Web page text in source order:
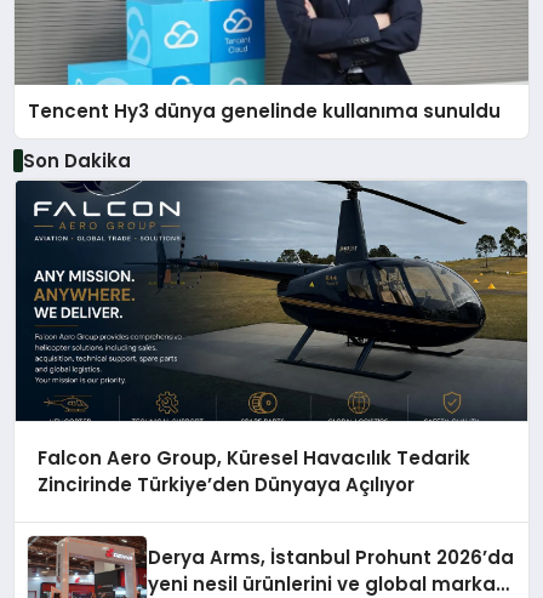
Tencent Hy3 dünya genelinde kullanıma sunuldu
Son Dakika
Falcon Aero Group, Küresel Havacılık Tedarik
Zincirinde Türkiye’den Dünyaya Açılıyor
Derya Arms, İstanbul Prohunt 2026’da
yeni nesil ürünlerini ve global marka